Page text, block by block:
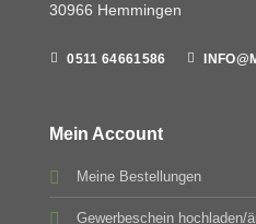
30966 Hemmingen
0511 64661586
Mein Account
Meine Bestellungen
Gewerbeschein hochladen/